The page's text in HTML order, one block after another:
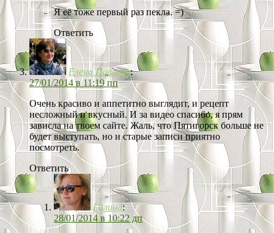
Я её тоже первый раз пекла. =)
Ответить
Елена Павлова:
27/01/2014 в 11:19 пп
Очень красиво и аппетитно выглядит, и рецепт
несложный и вкусный. И за видео спасибо, я прям
зависла на твоем сайте. Жаль, что Пятигорск больше не
будет выступать, но и старые записи приятно
посмотреть.
Ответить
Галина:
28/01/2014 в 10:22 дп